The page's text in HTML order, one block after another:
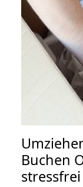
Buchen
stressfrei